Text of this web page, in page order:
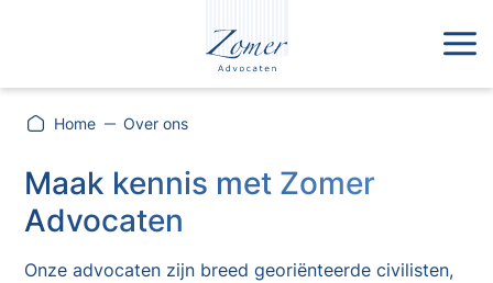
Home Over ons
Maak kennis met Zomer
Advocaten
Onze advocaten zijn breed georiënteerde civilisten,